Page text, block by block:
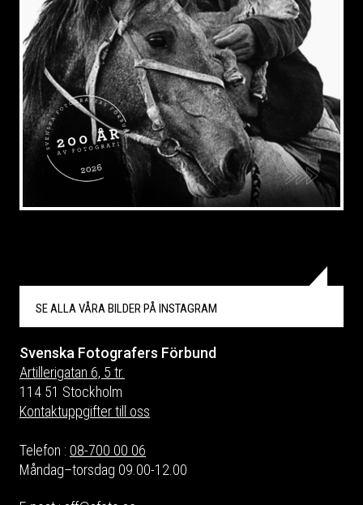
SE ALLA VÅRA BILDER PÅ INSTAGRAM
Svenska Fotografers Förbund
Artillerigatan 6, 5 tr.
114 51 Stockholm
Kontaktuppgifter till oss
Telefon : 08-700 00 06
Måndag–torsdag 09.00-12.00